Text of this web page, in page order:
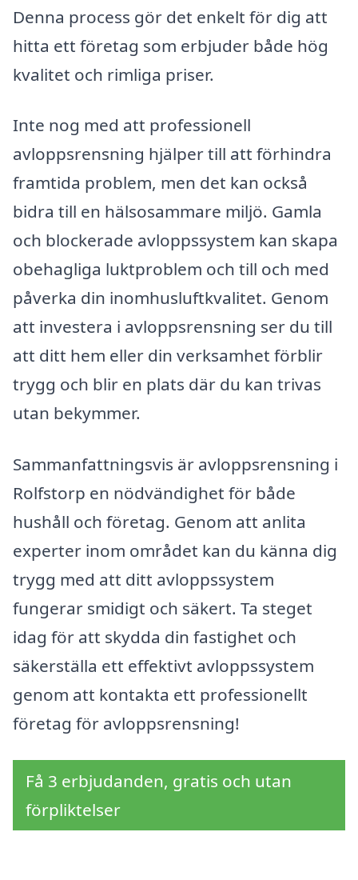
Denna process gör det enkelt för dig att
hitta ett företag som erbjuder både hög
kvalitet och rimliga priser.
Inte nog med att professionell
avloppsrensning hjälper till att förhindra
framtida problem, men det kan också
bidra till en hälsosammare miljö. Gamla
och blockerade avloppssystem kan skapa
obehagliga luktproblem och till och med
påverka din inomhusluftkvalitet. Genom
att investera i avloppsrensning ser du till
att ditt hem eller din verksamhet förblir
trygg och blir en plats där du kan trivas
utan bekymmer.
Sammanfattningsvis är avloppsrensning i
Rolfstorp en nödvändighet för både
hushåll och företag. Genom att anlita
experter inom området kan du känna dig
trygg med att ditt avloppssystem
fungerar smidigt och säkert. Ta steget
idag för att skydda din fastighet och
säkerställa ett effektivt avloppssystem
genom att kontakta ett professionellt
företag för avloppsrensning!
Få 3 erbjudanden, gratis och utan
förpliktelser